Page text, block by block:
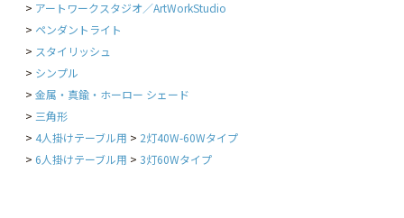
アートワークスタジオ／ArtWorkStudio
ペンダントライト
スタイリッシュ
シンプル
金属・真鍮・ホーロー シェード
三角形
4人掛けテーブル用
2灯40W-60Wタイプ
6人掛けテーブル用
3灯60Wタイプ